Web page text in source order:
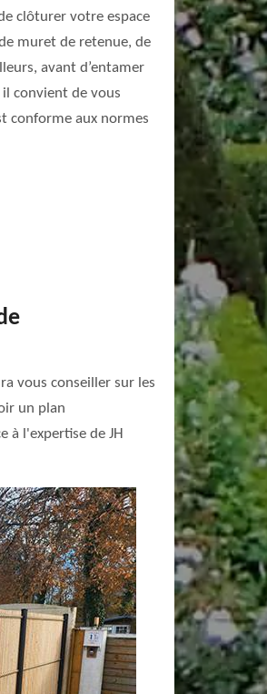
clôturer votre espace
muret de retenue, de
avant d’entamer
convient de vous
conforme aux normes
vous conseiller sur les
un plan
l'expertise de JH